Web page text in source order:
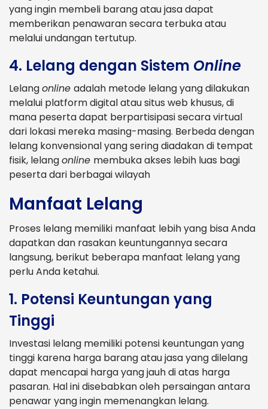
yang ingin membeli barang atau jasa dapat
memberikan penawaran secara terbuka atau
melalui undangan tertutup.
4. Lelang dengan Sistem Online
Lelangonline adalah metode lelang yang dilakukan
melalui platform digital atau situs web khusus, di
mana peserta dapat berpartisipasi secara virtual
dari lokasi mereka masing-masing. Berbeda dengan
lelang konvensional yang sering diadakan di tempat
fisik, lelangonline membuka akses lebih luas bagi
peserta dari berbagai wilayah
Manfaat Lelang
Proses lelang memiliki manfaat lebih yang bisa Anda
dapatkan dan rasakan keuntungannya secara
langsung, berikut beberapa manfaat lelang yang
perlu Anda ketahui.
1. Potensi Keuntungan yang
Tinggi
Investasi lelang memiliki potensi keuntungan yang
tinggi karena harga barang atau jasa yang dilelang
dapat mencapai harga yang jauh di atas harga
pasaran. Hal ini disebabkan oleh persaingan antara
penawar yang ingin memenangkan lelang.